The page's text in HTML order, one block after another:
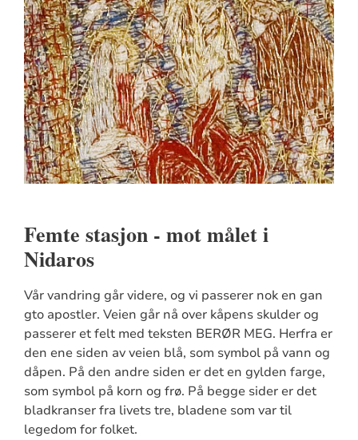
Femte stasjon - mot målet i
Nidaros
Vår vandring går videre, og vi passerer nok en gan
gto apostler. Veien går nå over kåpens skulder og
passerer et felt med teksten BERØR MEG. Herfra er
den ene siden av veien blå, som symbol på vann og
dåpen. På den andre siden er det en gylden farge,
som symbol på korn og frø. På begge sider er det
bladkranser fra livets tre, bladene som var til
legedom for folket.